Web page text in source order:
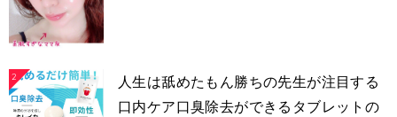
2
人生は舐めたもん勝ちの先生が注目する
口内ケア口臭除去ができるタブレットの